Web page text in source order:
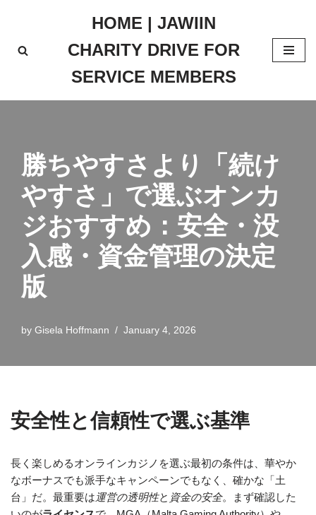
to
HOME | JAWIIN
CHARITY DRIVE FOR
SERVICE MEMBERS
勝ちやすさより「続け
やすさ」で選ぶオンカ
ジおすすめ：安全・没
入感・資金管理の決定
版
by Gisela Hoffmann January 4, 2026
安全性と信頼性で選ぶ基準
長く楽しめるオンラインカジノを選ぶ最初の条件は、華やか
なボーナスでも派手なキャンペーンでもなく、確かな「土
台」だ。最重要は運営の透明性と 資金の安全。まず確認した